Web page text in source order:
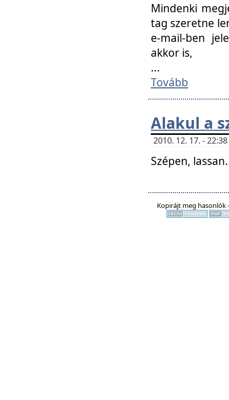
Mindenki
tag szeretne
e-mail-ben
akkor is,
...
Tovább
Alakul a
2010. 12. 17. -
Szépen,
Kopirájt meg hasonlók